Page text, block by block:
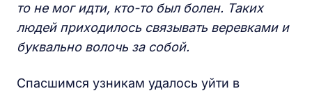
то не мог идти, кто-то был болен. Таких
людей приходилось связывать веревками и
буквально волочь за собой.
Спасшимся узникам удалось уйти в